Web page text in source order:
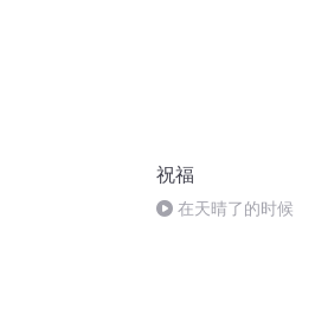
祝福
在天晴了的时候